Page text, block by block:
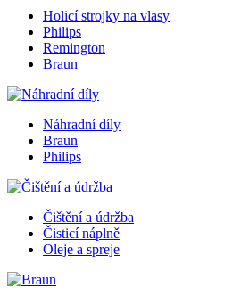
Holicí strojky na vlasy
Philips
Remington
Braun
Náhradní díly
Braun
Philips
Čištění a údržba
Čisticí náplně
Oleje a spreje